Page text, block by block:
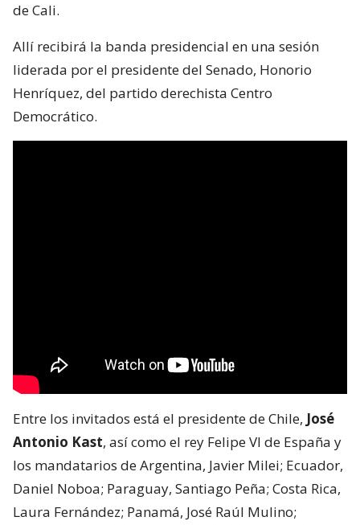
de Cali.
Allí recibirá la banda presidencial en una sesión
liderada por el presidente del Senado, Honorio
Henríquez, del partido derechista Centro
Democrático.
Entre los invitados está el presidente de Chile, José
Antonio Kast, así como el rey Felipe VI de España y
los mandatarios de Argentina, Javier Milei; Ecuador,
Daniel Noboa; Paraguay, Santiago Peña; Costa Rica,
Laura Fernández; Panamá, José Raúl Mulino;